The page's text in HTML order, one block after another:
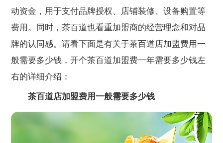
动资金，用于支付品牌授权、店铺装修、设备购置等
费用。同时，茶百道也看重加盟商的经营理念和对品
牌的认同感。请看下面是有关于茶百道店加盟费用一
般需要多少钱，开个茶百道加盟费一年需要多少钱左
右的详细介绍：
茶百道店加盟费用一般需要多少钱